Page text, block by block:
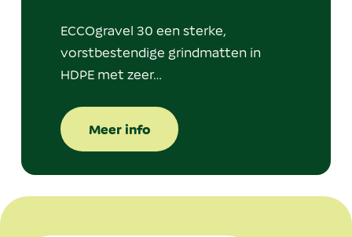
ECCOgravel 30 een sterke,
vorstbestendige grindmatten in
HDPE met zeer…
Meer info